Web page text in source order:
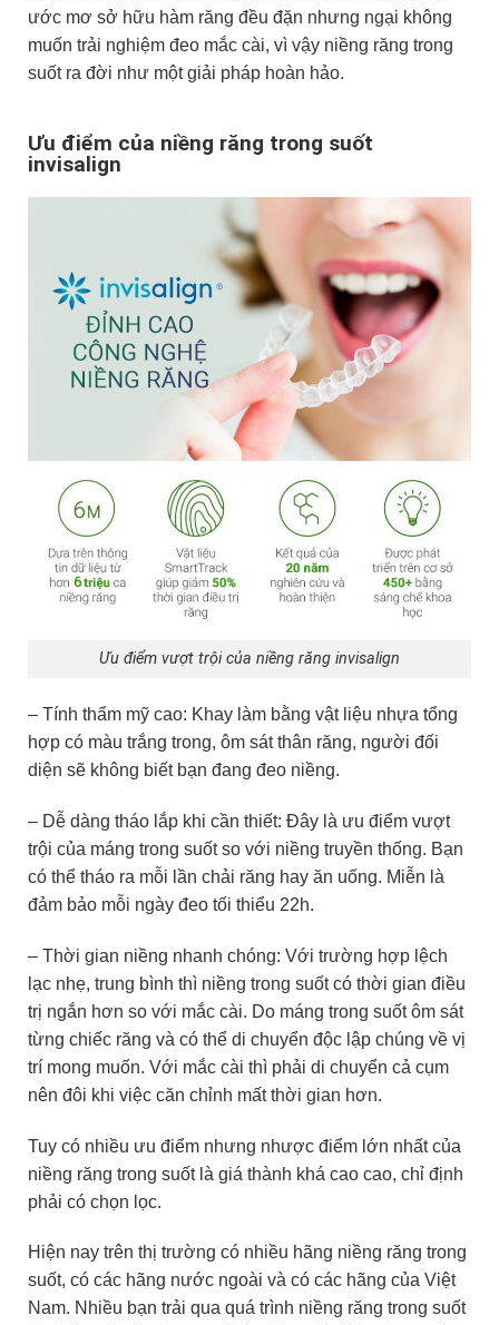
ước mơ sở hữu hàm răng đều đặn nhưng ngại không
muốn trải nghiệm đeo mắc cài, vì vậy niềng răng trong
suốt ra đời như một giải pháp hoàn hảo.
Ưu điểm của niềng răng trong suốt
invisalign
Ưu điểm vượt trội của niềng răng invisalign
– Tính thẩm mỹ cao: Khay làm bằng vật liệu nhựa tổng
hợp có màu trắng trong, ôm sát thân răng, người đối
diện sẽ không biết bạn đang đeo niềng.
– Dễ dàng tháo lắp khi cần thiết: Đây là ưu điểm vượt
trội của máng trong suốt so với niềng truyền thống. Bạn
có thể tháo ra mỗi lần chải răng hay ăn uống. Miễn là
đảm bảo mỗi ngày đeo tối thiểu 22h.
– Thời gian niềng nhanh chóng: Với trường hợp lệch
lạc nhẹ, trung bình thì niềng trong suốt có thời gian điều
trị ngắn hơn so với mắc cài. Do máng trong suốt ôm sát
từng chiếc răng và có thể di chuyển độc lập chúng về vị
trí mong muốn. Với mắc cài thì phải di chuyển cả cụm
nên đôi khi việc căn chỉnh mất thời gian hơn.
Tuy có nhiều ưu điểm nhưng nhược điểm lớn nhất của
niềng răng trong suốt là giá thành khá cao cao, chỉ định
phải có chọn lọc.
Hiện nay trên thị trường có nhiều hãng niềng răng trong
suốt, có các hãng nước ngoài và có các hãng của Việt
Nam. Nhiều bạn trải qua quá trình niềng răng trong suốt